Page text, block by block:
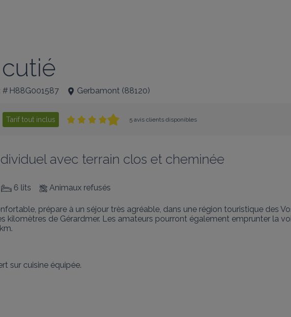
# H88G001587 Gerbamont (88120)
Tarif tout inclus 5 avis clients disponibles
avec terrain clos et cheminée
6 lits Animaux refusés
prépare à un séjour très agréable, dans une région touristique des
kilomètres de Gérardmer. Les amateurs pourront également emprunter la
sur cuisine équipée.